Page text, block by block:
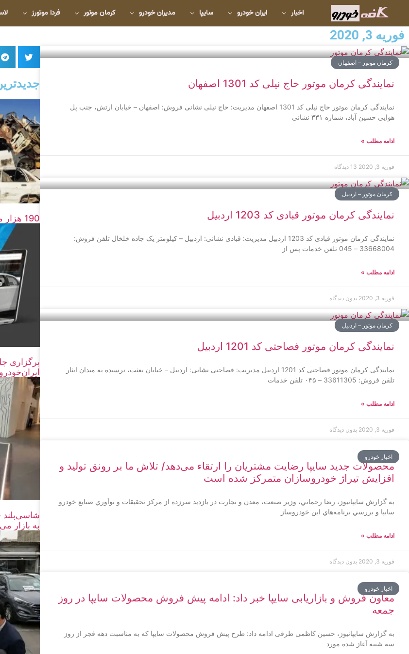
اخبار ایران خودرو سایپا مدیران خودرو کرمان موتور فردا موتورز
فوریه 3, 2020
کرمان موتور – اصفهان
نمایندگی کرمان موتور حاج نیلی کد 1301 اصفهان
نمایندگی کرمان موتور حاج نیلی کد 1301 اصفهان مدیریت: حاج نیلی نشانی فروش: اصفهان – خیابان ارتش، جنب پل
هوایی حسین آباد، شماره ۳۳۱ نشانی
ادامه مطلب »
فوریه 3, 2020 13 دیدگاه
کرمان موتور – اردبیل
نمایندگی کرمان موتور قبادی کد 1203 اردبیل
نمایندگی کرمان موتور قبادی کد 1203 اردبیل مدیریت: قبادی نشانی: اردبیل – کیلومتر یک جاده خلخال تلفن فروش:
33668004 – 045 تلفن خدمات پس از
ادامه مطلب »
فوریه 3, 2020 بدون دیدگاه
کرمان موتور – اردبیل
نمایندگی کرمان موتور فصاحتی کد 1201 اردبیل
نمایندگی کرمان موتور فصاحتی کد 1201 اردبیل مدیریت: فصاحتی نشانی: اردبيل – خیابان بعثت، نرسيده به ميدان ايثار
تلفن فروش: 33611305 – ۰۴۵ تلفن خدمات
ادامه مطلب »
فوریه 3, 2020 بدون دیدگاه
اخبار خودرو
محصولات جديد سايپا رضايت مشتریان را ارتقاء می‌دهد/ تلاش ما بر رونق توليد و
افزايش تيراژ خودروسازان متمركز شده است
به گزارش سايپانيوز، رضا رحماني، وزیر صنعت، معدن و تجارت در بازديد سرزده از مركز تحقيقات و نوآوري صنايع خودرو
سايپا و بررسي برنامه‌هاي اين خودروساز
ادامه مطلب »
فوریه 3, 2020 بدون دیدگاه
اخبار خودرو
معاون فروش و بازاریابی سایپا خبر داد: ادامه پیش فروش محصولات سایپا در روز
جمعه
به گزارش سایپانیوز، حسین کاظمی طرقی ادامه داد: طرح پیش فروش محصولات سایپا که به مناسبت دهه فجر از روز
سه شنبه آغاز شده مورد
190 هزار موتورسیکلت و خودرو اسقاط شد
برگزاری
ایران‌خودرو
به بازار